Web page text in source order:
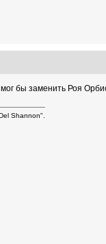
бы заменить Роя
Shannon".